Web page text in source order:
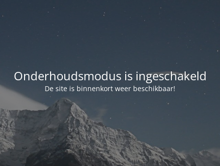
Onderhoudsmodus is ingeschakeld
De site is binnenkort weer beschikbaar!